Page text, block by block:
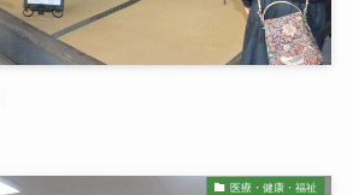
医療・健康・福祉